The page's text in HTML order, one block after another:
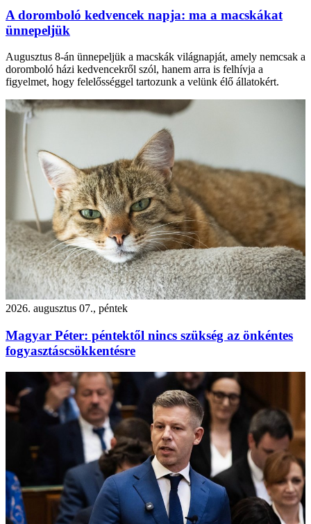
A doromboló kedvencek napja: ma a macskákat
ünnepeljük
Augusztus 8-án ünnepeljük a macskák világnapját, amely nemcsak a
doromboló házi kedvencekről szól, hanem arra is felhívja a
figyelmet, hogy felelősséggel tartozunk a velünk élő állatokért.
2026. augusztus 07., péntek
Magyar Péter: péntektől nincs szükség az önkéntes
fogyasztáscsökkentésre